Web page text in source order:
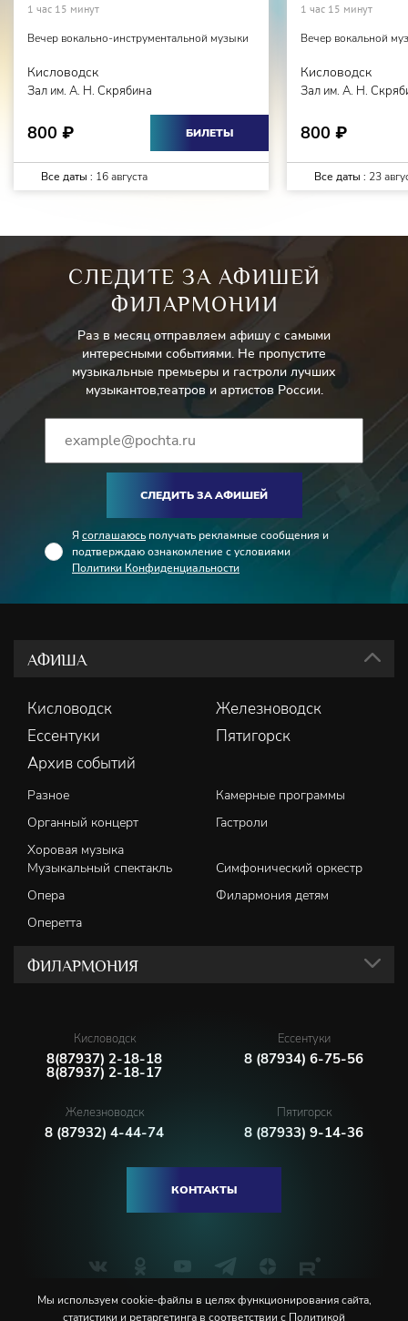
1 час 15 минут
Вечер вокально-инструментальной музыки
Кисловодск
Зал им. А. Н. Скрябина
800 ₽ БИЛЕТЫ
Все даты : 16 августа
1 час 15 минут
Вечер вокальной
Кисловодск
Зал им. А. Н.
800 ₽
Все даты : 23
СЛЕДИТЕ ЗА АФИШЕЙ
ФИЛАРМОНИИ
Раз в месяц отправляем афишу с самыми
интересными событиями. Не пропустите
музыкальные премьеры и гастроли лучших
музыкантов,театров и артистов России.
СЛЕДИТЬ ЗА АФИШЕЙ
Я соглашаюсь получать рекламные сообщения и
подтверждаю ознакомление с условиями
Политики Конфиденциальности
АФИША
Кисловодск
Железноводск
Ессентуки
Пятигорск
Архив событий
Разное
Камерные программы
Органный концерт
Гастроли
Хоровая музыка
Музыкальный спектакль
Симфонический оркестр
Опера
Филармония детям
Оперетта
ФИЛАРМОНИЯ
Кисловодск
8(87937) 2-18-18
8(87937) 2-18-17
Ессентуки
8 (87934) 6-75-56
Железноводск
8 (87932) 4-44-74
Пятигорск
8 (87933) 9-14-36
КОНТАКТЫ
Мы используем cookie-файлы в целях функционирования сайта,
статистики и ретаргетинга в соответствии с Политикой